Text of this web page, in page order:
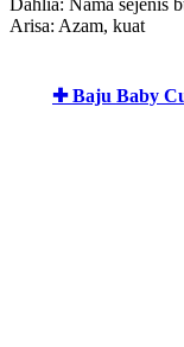
Arisa: Azam, kuat
✚ Baju Baby